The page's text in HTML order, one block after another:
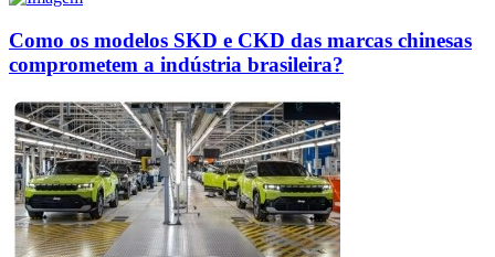
Como os modelos SKD e CKD das marcas chinesas
comprometem a indústria brasileira?